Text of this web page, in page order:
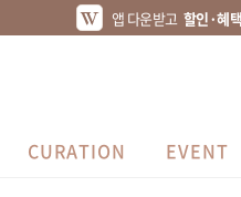
앱 다운받고 할인·혜
CURATION EVENT